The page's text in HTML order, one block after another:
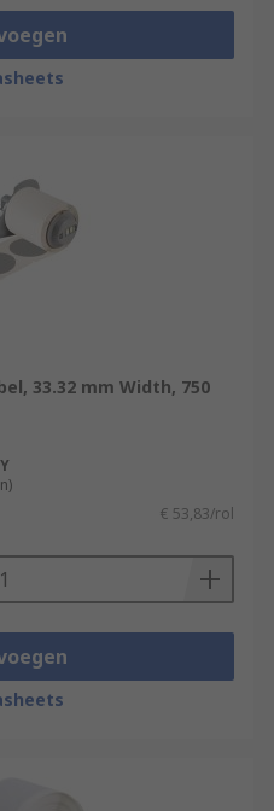
33.32 mm Width, 750
€ 53,83/rol